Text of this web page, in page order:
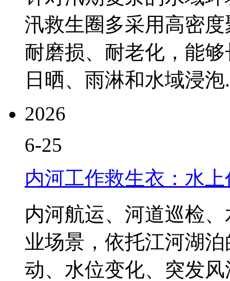
汛救生圈多采用高密
耐磨损、耐老化，能
日晒、雨淋和水域浸泡
2026
6-25
内河工作救生衣：水
内河航运、河道巡检
业场景，依托江河湖
动、水位变化、突发